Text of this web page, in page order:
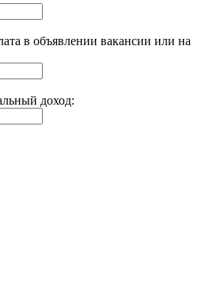
в объявлении вакансии или на
доход: